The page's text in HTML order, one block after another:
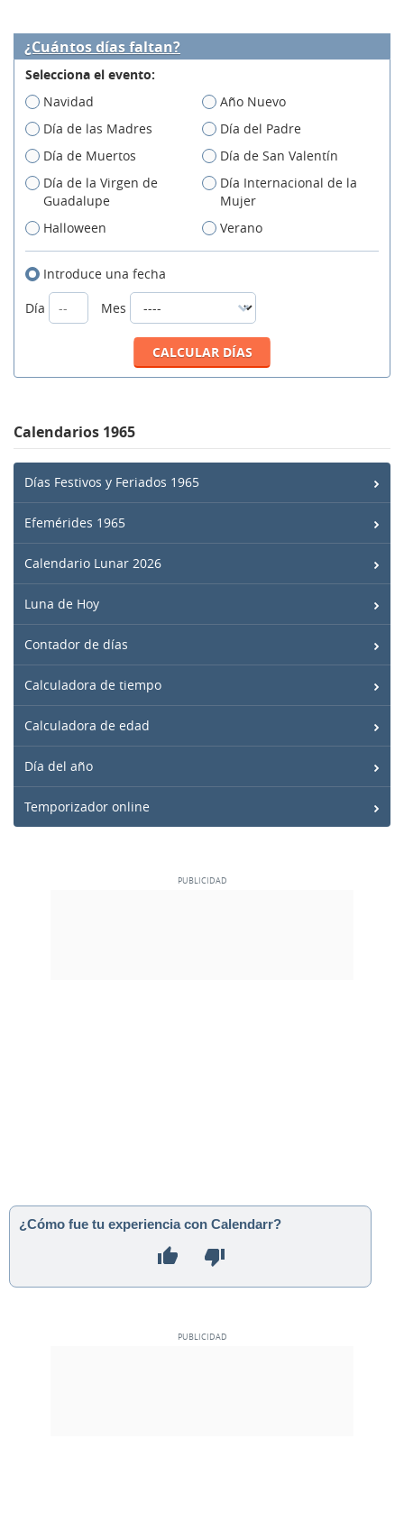
¿Cuántos días faltan?
Selecciona el evento:
Navidad
Año Nuevo
Día de las Madres
Día del Padre
Día de Muertos
Día de San Valentín
Día de la Virgen de
Guadalupe
Día Internacional de la
Mujer
Halloween
Verano
Introduce una fecha
Día
Mes
Calendarios 1965
Días Festivos y Feriados 1965
Efemérides 1965
Calendario Lunar 2026
Luna de Hoy
Contador de días
Calculadora de tiempo
Calculadora de edad
Día del año
Temporizador online
¿Cómo fue tu experiencia con Calendarr?